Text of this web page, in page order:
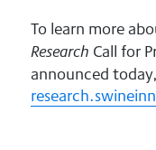
To learn more
Research Call for
announced